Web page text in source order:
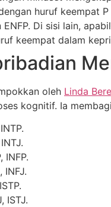
huruf keempat
ENFP. Di sisi lain,
keempat dalam
oleh Linda
kognitif. Ia